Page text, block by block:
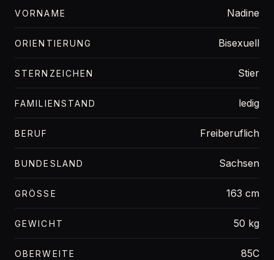
VORNAME Nadine
ORIENTIERUNG Bisexuell
STERNZEICHEN Stier
FAMILIENSTAND ledig
BERUF Freiberuflich
BUNDESLAND Sachsen
GRÖSSE 163 cm
GEWICHT 50 kg
OBERWEITE 85C